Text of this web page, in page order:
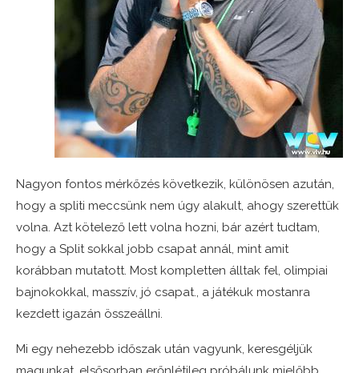
Nagyon fontos mérkőzés következik, különösen azután,
hogy a spliti meccsünk nem úgy alakult, ahogy szerettük
volna. Azt kötelező lett volna hozni, bár azért tudtam,
hogy a Split sokkal jobb csapat annál, mint amit
korábban mutatott. Most kompletten álltak fel, olimpiai
bajnokokkal, masszív, jó csapat., a játékuk mostanra
kezdett igazán összeállni.
Mi egy nehezebb időszak után vagyunk, keresgéljük